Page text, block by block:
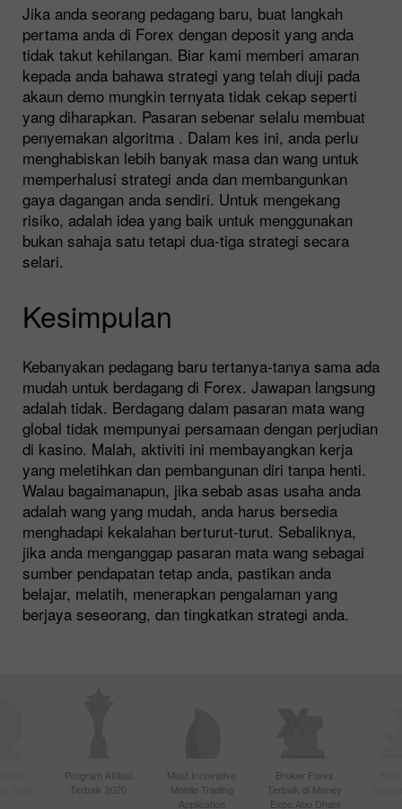
Jika anda seorang pedagang baru, buat langkah
pertama anda di Forex dengan deposit yang anda
tidak takut kehilangan. Biar kami memberi amaran
kepada anda bahawa strategi yang telah diuji pada
akaun demo mungkin ternyata tidak cekap seperti
yang diharapkan. Pasaran sebenar selalu membuat
penyemakan algoritma . Dalam kes ini, anda perlu
menghabiskan lebih banyak masa dan wang untuk
memperhalusi strategi anda dan membangunkan
gaya dagangan anda sendiri. Untuk mengekang
risiko, adalah idea yang baik untuk menggunakan
bukan sahaja satu tetapi dua-tiga strategi secara
selari.
Kesimpulan
Kebanyakan pedagang baru tertanya-tanya sama ada
mudah untuk berdagang di Forex. Jawapan langsung
adalah tidak. Berdagang dalam pasaran mata wang
global tidak mempunyai persamaan dengan perjudian
di kasino. Malah, aktiviti ini membayangkan kerja
yang meletihkan dan pembangunan diri tanpa henti.
Walau bagaimanapun, jika sebab asas usaha anda
adalah wang yang mudah, anda harus bersedia
menghadapi kekalahan berturut-turut. Sebaliknya,
jika anda menganggap pasaran mata wang sebagai
sumber pendapatan tetap anda, pastikan anda
belajar, melatih, menerapkan pengalaman yang
berjaya seseorang, dan tingkatkan strategi anda.
Program Afiliasi
Terbaik 2020
Most Innovative
Mobile Trading
Application
Broker Forex
Terbaik di Money
Expo Abu Dhabi